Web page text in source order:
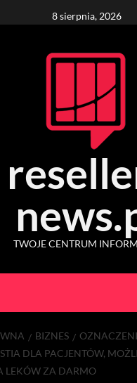
8 sierpnia, 2026
TWOJE CENTRUM
BIZNES
DLA PACJENTÓW,
LEKÓW ZA DARMO